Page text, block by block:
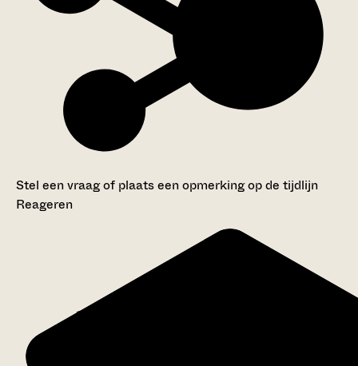
Stel een vraag of plaats een opmerking op de tijdlijn
Reageren